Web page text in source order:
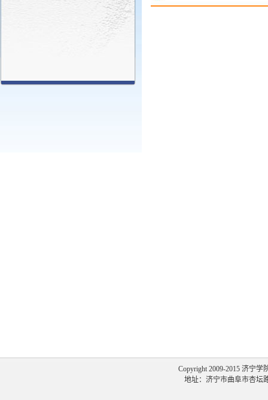
Copyright 2009-2015 济宁学
地址：济宁市曲阜市杏坛